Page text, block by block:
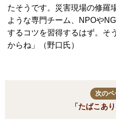
たそうです。災害現場の修羅
ような専門チーム、NPOや
するコツを習得するはず。そ
からね」（野口氏）
次のペ
「たばこあ